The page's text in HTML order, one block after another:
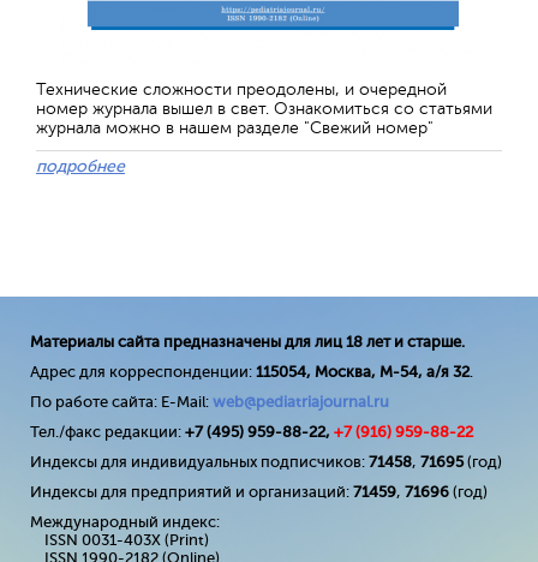
Технические сложности преодолены, и очередной
номер журнала вышел в свет. Ознакомиться со статьями
журнала можно в нашем разделе "Свежий номер"
подробнее
Материалы сайта предназначены для лиц 18 лет и старше.
Адрес для корреспонденции: 115054, Москва, М-54, а/я 32.
По работе сайта: E-Mail: web@pediatriajournal.ru
Тел./факс редакции: +7 (495) 959-88-22, +7 (916) 959-88-22
Индексы для индивидуальных подписчиков: 71458, 71695(год)
Индексы для предприятий и организаций: 71459, 71696 (год)
Международный индекс:
ISSN 0031-403X (Print)
ISSN 1990-2182 (Online)